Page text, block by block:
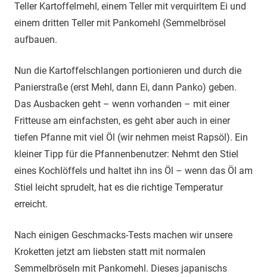
Teller Kartoffelmehl, einem Teller mit verquirltem Ei und
einem dritten Teller mit Pankomehl (Semmelbrösel
aufbauen.
Nun die Kartoffelschlangen portionieren und durch die
Panierstraße (erst Mehl, dann Ei, dann Panko) geben.
Das Ausbacken geht – wenn vorhanden – mit einer
Fritteuse am einfachsten, es geht aber auch in einer
tiefen Pfanne mit viel Öl (wir nehmen meist Rapsöl). Ein
kleiner Tipp für die Pfannenbenutzer: Nehmt den Stiel
eines Kochlöffels und haltet ihn ins Öl – wenn das Öl am
Stiel leicht sprudelt, hat es die richtige Temperatur
erreicht.
Nach einigen Geschmacks-Tests machen wir unsere
Kroketten jetzt am liebsten statt mit normalen
Semmelbröseln mit Pankomehl. Dieses japanischs